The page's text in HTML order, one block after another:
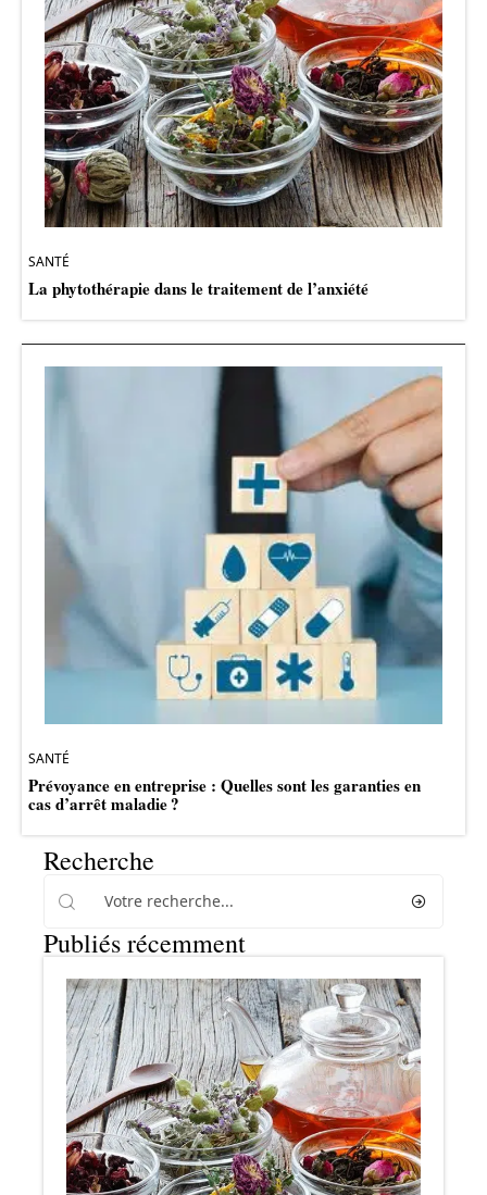
SANTÉ
La phytothérapie dans le traitement de l’anxiété
SANTÉ
Prévoyance en entreprise : Quelles sont les garanties en
cas d’arrêt maladie ?
Recherche
Publiés récemment